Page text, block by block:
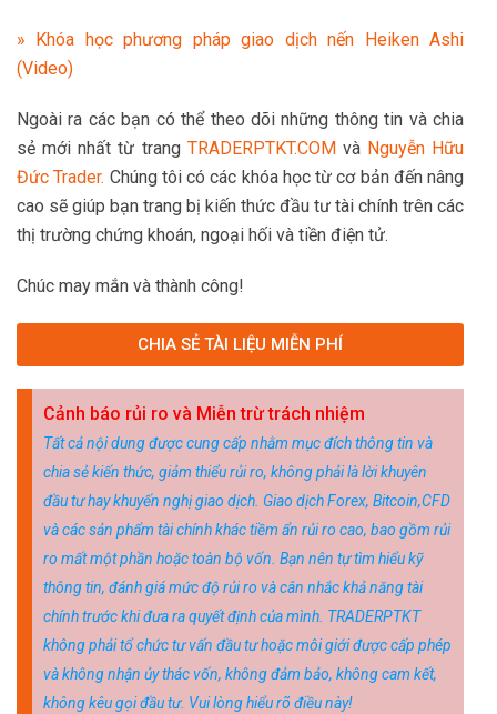
» Khóa học phương pháp giao dịch nến Heiken Ashi
(Video)
Ngoài ra các bạn có thể theo dõi những thông tin và chia
sẻ mới nhất từ trang TRADERPTKT.COM và Nguyễn Hữu
Đức Trader. Chúng tôi có các khóa học từ cơ bản đến nâng
cao sẽ giúp bạn trang bị kiến thức đầu tư tài chính trên các
thị trường chứng khoán, ngoại hối và tiền điện tử.
Chúc may mắn và thành công!
CHIA SẺ TÀI LIỆU MIỄN PHÍ
Cảnh báo rủi ro và Miễn trừ trách nhiệm
Tất cả nội dung được cung cấp nhằm mục đích thông tin và
chia sẻ kiến thức, giảm thiểu rủi ro, không phải là lời khuyên
đầu tư hay khuyến nghị giao dịch. Giao dịch Forex, Bitcoin,CFD
và các sản phẩm tài chính khác tiềm ẩn rủi ro cao, bao gồm rủi
ro mất một phần hoặc toàn bộ vốn. Bạn nên tự tìm hiểu kỹ
thông tin, đánh giá mức độ rủi ro và cân nhắc khả năng tài
chính trước khi đưa ra quyết định của mình. TRADERPTKT
không phải tổ chức tư vấn đầu tư hoặc môi giới được cấp phép
và không nhận ủy thác vốn, không đảm bảo, không cam kết,
không kêu gọi đầu tư. Vui lòng hiểu rõ điều này!